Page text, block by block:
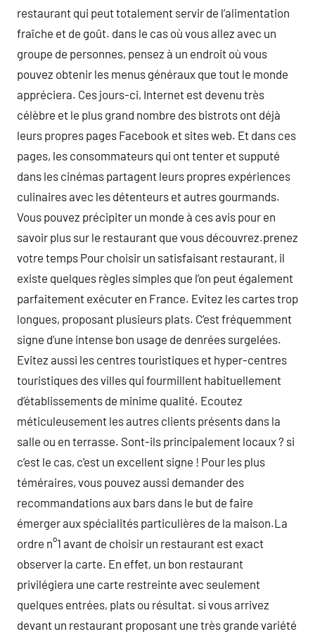
restaurant qui peut totalement servir de l’alimentation
fraîche et de goût. dans le cas où vous allez avec un
groupe de personnes, pensez à un endroit où vous
pouvez obtenir les menus généraux que tout le monde
appréciera. Ces jours-ci, Internet est devenu très
célèbre et le plus grand nombre des bistrots ont déjà
leurs propres pages Facebook et sites web. Et dans ces
pages, les consommateurs qui ont tenter et supputé
dans les cinémas partagent leurs propres expériences
culinaires avec les détenteurs et autres gourmands.
Vous pouvez précipiter un monde à ces avis pour en
savoir plus sur le restaurant que vous découvrez.prenez
votre temps Pour choisir un satisfaisant restaurant, il
existe quelques règles simples que l’on peut également
parfaitement exécuter en France. Evitez les cartes trop
longues, proposant plusieurs plats. C’est fréquemment
signe d’une intense bon usage de denrées surgelées.
Evitez aussi les centres touristiques et hyper-centres
touristiques des villes qui fourmillent habituellement
d’établissements de minime qualité. Ecoutez
méticuleusement les autres clients présents dans la
salle ou en terrasse. Sont-ils principalement locaux ? si
c’est le cas, c’est un excellent signe ! Pour les plus
téméraires, vous pouvez aussi demander des
recommandations aux bars dans le but de faire
émerger aux spécialités particulières de la maison.La
ordre n°1 avant de choisir un restaurant est exact
observer la carte. En effet, un bon restaurant
privilégiera une carte restreinte avec seulement
quelques entrées, plats ou résultat. si vous arrivez
devant un restaurant proposant une très grande variété